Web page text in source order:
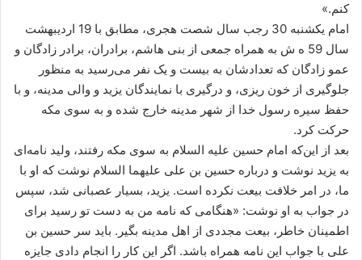
کنم.»
امام یکشنبه 30 رجب سال شصت هجری، مطابق با 19 اردیبهشت
سال 59 ه ش به همراه جمعی از بنی هاشم، برادران، برادر زادگان و
عمو زادگان که تعدادشان به بیست و یک نفر می‌رسید به منظور
جلوگیری از خون ریزی، و درگیری با نمایندگان یزید و والی مدینه، و با
حفظ سیره رسول خدا از شهر مدینه خارج شده و به سوی مکه
حرکت کرد.
بعد از این‌که امام حسین علیه السلام به سوی مکه رفتند، ولید نامه‌ای
به یزید نوشت و درباره حسین ‌بن علی علیهما السلام نوشت که او با
ما، در امر خلافت بیعت نکرده است. یزید، بسیار عصبانی شد، سپس
در جواب به او نوشت: «هنگامی که نامه من به دست تو رسید برای
اطمینان خاطر، بیعت مجددی از اهل مدینه بگیر. باید سر حسین ‌بن
علی با جواب این نامه همراه باشد. اگر این کار را انجام دادی جایزه